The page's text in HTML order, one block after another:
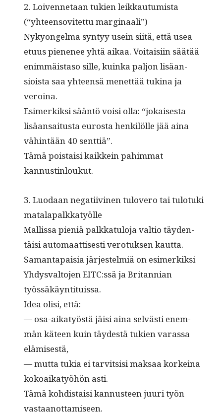
2. Loiven­netaan tukien leikkau­tu­mista
(“yhteenso­vitet­tu marginaali”)
Nyky­on­gel­ma syn­tyy usein siitä, että usea
etu­us piene­nee yhtä aikaa. Voitaisi­in säätää
enim­mäis­ta­so sille, kuin­ka paljon lisäan­
sioista saa yhteen­sä menet­tää tuk­i­na ja
veroina.
Esimerkik­si sään­tö voisi olla: “jokaises­ta
lisäan­sai­tus­ta eurosta henkilölle jää aina
vähin­tään 40 senttiä”.
Tämä pois­taisi kaikkein pahim­mat
kannustinloukut.
3. Luo­daan negati­ivi­nen tulovero tai tulo­tu­ki
matalapalkkatyölle
Mallis­sa pieniä palkkat­u­lo­ja val­tio täy­den­
täisi automaat­tis­es­ti vero­tuk­sen kaut­ta.
Saman­ta­paisia jär­jestelmiä on esimerkik­si
Yhdys­val­to­jen EITC:ssä ja Bri­tann­ian
työssäkäyntituissa.
Idea olisi, että:
— osa-aikatyöstä jäisi aina selvästi enem­
män käteen kuin täy­destä tukien varas­sa
elämisestä,
— mut­ta tukia ei tarvit­sisi mak­saa korkeina
kokoaikatyöhön asti.
Tämä kohdis­taisi kan­nus­teen juuri työn
vastaanottamiseen.